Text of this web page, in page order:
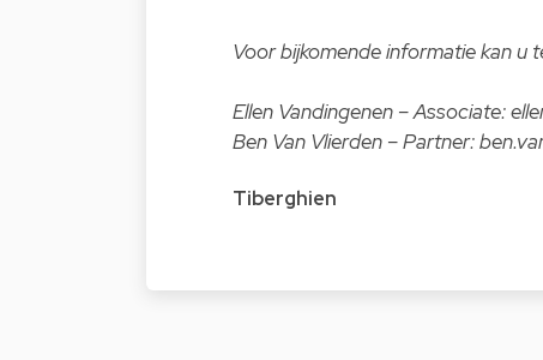
Voor bijkomende informatie kan u
Ellen Vandingenen – Associate:
Ben Van Vlierden – Partner:
Tiberghien